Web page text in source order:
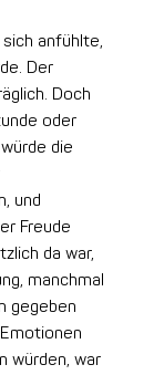
anfühlte,
Der
Doch
oder
die
und
Freude
da war,
manchmal
gegeben
würden, war